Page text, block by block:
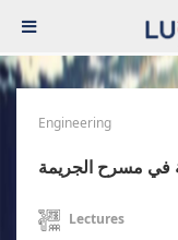
Engineering
في مسرح الجريمة
Lectures